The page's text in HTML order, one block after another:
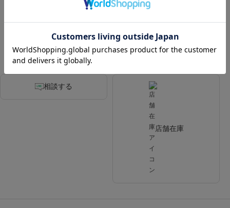
相談する
店舗在庫